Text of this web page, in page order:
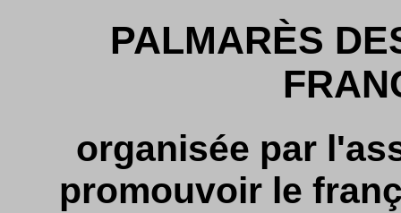
PALMARÈS
organisée par
promouvoir le